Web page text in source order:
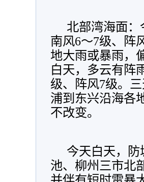
北部湾海面
南风6～7级、阵
地大雨或暴雨，
白天，多云有阵
级、阵风7级。
浦到东兴沿海各
不改变。
今天白天，
池、柳州三市北